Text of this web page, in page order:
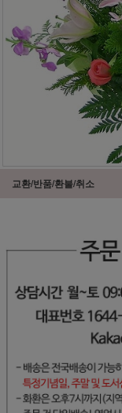
교환/반품/환불/취소